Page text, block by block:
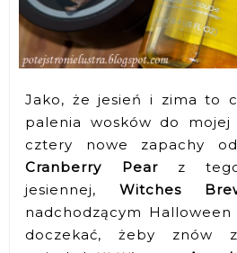
Jako, że jesień i zima to
palenia wosków do mojej
cztery nowe zapachy
Cranberry Pearz
jesiennej,Witches
nadchodzącym
doczekać, żeby znów